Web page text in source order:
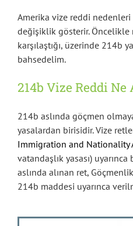
Amerika vize reddi
değişiklik gösterir. Öncelikle
karşılaştığı, üzerinde 214b
bahsedelim.
214b Vize Reddi
214b aslında göçmen
yasalardan birisidir. Vize
Immigration and Nationality
vatandaşlık yasası)
aslında alınan ret,
214b maddesi uyarınca